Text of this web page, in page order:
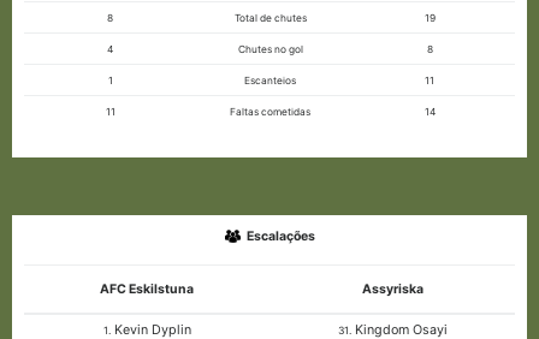
8 Total de chutes 19
4 Chutes no gol 8
1 Escanteios 11
11 Faltas cometidas 14
Escalações
AFC Eskilstuna Assyriska
1. Kevin Dyplin 31. Kingdom Osayi